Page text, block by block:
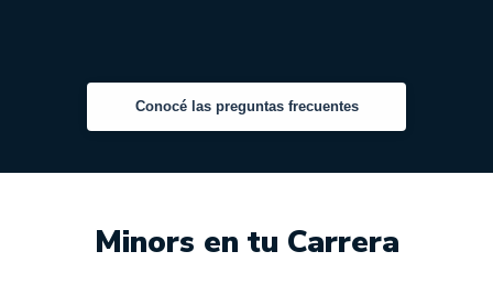
Conocé las preguntas frecuentes
Minors en tu Carrera